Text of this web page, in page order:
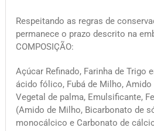
Respeitando as regras de
permanece o prazo descrito na
COMPOSIÇÃO:
Açúcar Refinado, Farinha de Trigo
ácido fólico, Fubá de Milho, Amido
Vegetal de palma, Emulsificante,
(Amido de Milho, Bicarbonato de
monocálcico e Carbonato de